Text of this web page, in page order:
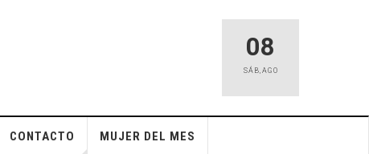
08
SÁB, AGO
CONTACTO MUJER DEL MES